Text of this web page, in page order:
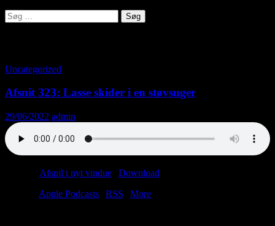
Søg
efter:
Uncategorized
Afsnit 323: Lasse skider i en støvsuger
29/06/2022 admin
Afspil i nyt vindue Download
Apple Podcasts RSS
More